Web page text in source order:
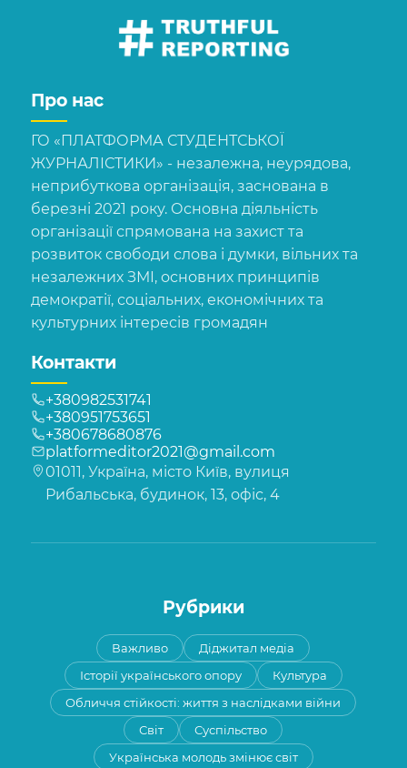
Про нас
ГО «ПЛАТФОРМА СТУДЕНТСЬКОЇ
ЖУРНАЛІСТИКИ» - незалежна, неурядова,
неприбуткова організація, заснована в
березні 2021 року. Основна діяльність
організації спрямована на захист та
розвиток свободи слова і думки, вільних та
незалежних ЗМІ, основних принципів
демократії, соціальних, економічних та
культурних інтересів громадян
Контакти
+380982531741
+380951753651
+380678680876
platformeditor2021@gmail.com
01011, Україна, місто Київ, вулиця
Рибальська, будинок, 13, офіс, 4
Рубрики
Важливо
Діджитал медіа
Історії українського опору
Культура
Обличчя стійкості: життя з наслідками війни
Світ
Суспільство
Українська молодь змінює світ